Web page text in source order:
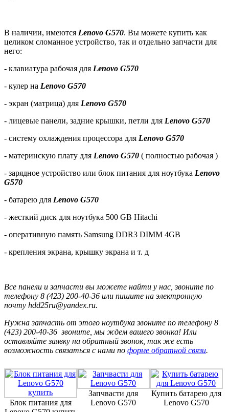
В наличии, имеются Lenovo G570. Вы можете купить как
целиком сломанное устройство, так и отдельно запчасти для
него:
- клавиатура рабочая для Lenovo G570
- кулер на Lenovo G570
- экран (матрица) для Lenovo G570
- лицевые панели, задние крышки, петли для Lenovo G570
- систему охлаждения процессора для Lenovo G570
- материнскую плату для Lenovo G570 ( полностью рабочая )
- зарядное устройство или блок питания для ноутбука Lenovo
G570
- батарею для Lenovo G570
- жесткий диск для ноутбука 500 GB Hitachi
- оперативную память Samsung DDR3 DIMM 4GB
- крепления экрана, крышку экрана и т. д
Все панели и запчасти вы можете найти у нас, звоните по
телефону 8 (423) 200-40-36 или пишите на электронную
почту hdd25ru@yandex.ru.
Нужна запчасть от этого ноутбука звоните по телефону 8
(423) 200-40-36 звоните, мы ждем вашего звонка! Или
оставляйте заявку на обратный звонок, так же есть
возможность связаться с нами по форме обратной связи.
Блок питания для
Запчвасти для
Lenovo G570
Купить батарею для
Lenovo G570